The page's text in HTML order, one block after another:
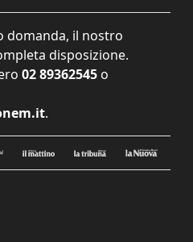
domanda, il nostro
disposizione.
02 89362545 o
.